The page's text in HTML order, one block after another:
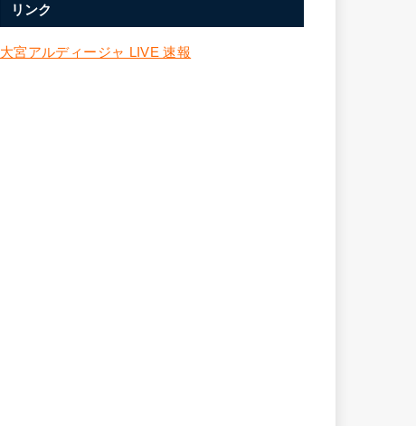
リンク
大宮アルディージャ LIVE 速報